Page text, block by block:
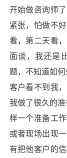
开始做咨询师
紧张，怕做不
看，第二天看
面谈，我还是
题，不知道如
客户看不到我
我做了很久的
样一个准备工
或者现场出现
有把他客户的